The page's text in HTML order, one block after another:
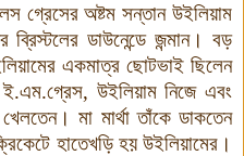
গ্রেসের অষ্টম সন্তান উইলিয়াম
ডাউনেন্ডে জন্মান। বড়
একমাত্র ছোটভাই ছিলেন
উইলিয়াম নিজে এবং
মা মার্থা তাঁকে ডাকতেন
হাতেখড়ি হয় উইলিয়ামের ।